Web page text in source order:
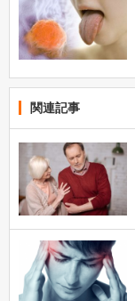
関連記事